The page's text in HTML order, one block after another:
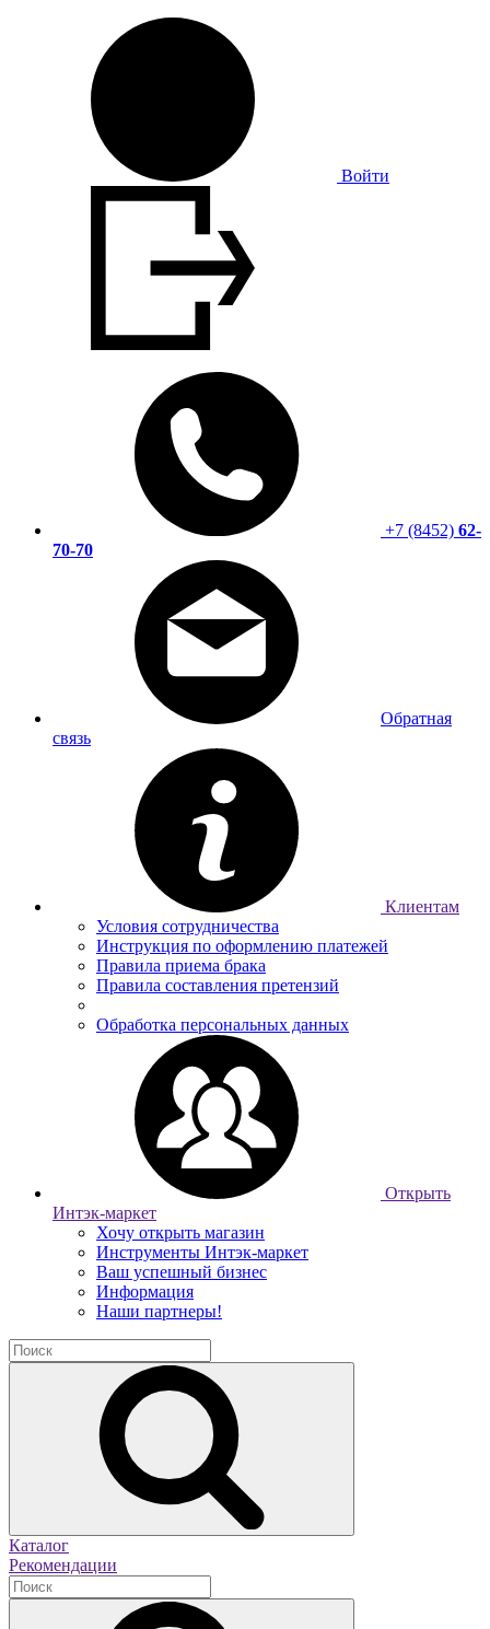
Войти
+7 (8452) 62-
70-70
Обратная
связь
Клиентам
Условия сотрудничества
Инструкция по оформлению платежей
Правила приема брака
Правила составления претензий
Обработка персональных данных
Открыть
Интэк-маркет
Хочу открыть магазин
Инструменты Интэк-маркет
Ваш успешный бизнес
Информация
Наши партнеры!
Каталог
Рекомендации